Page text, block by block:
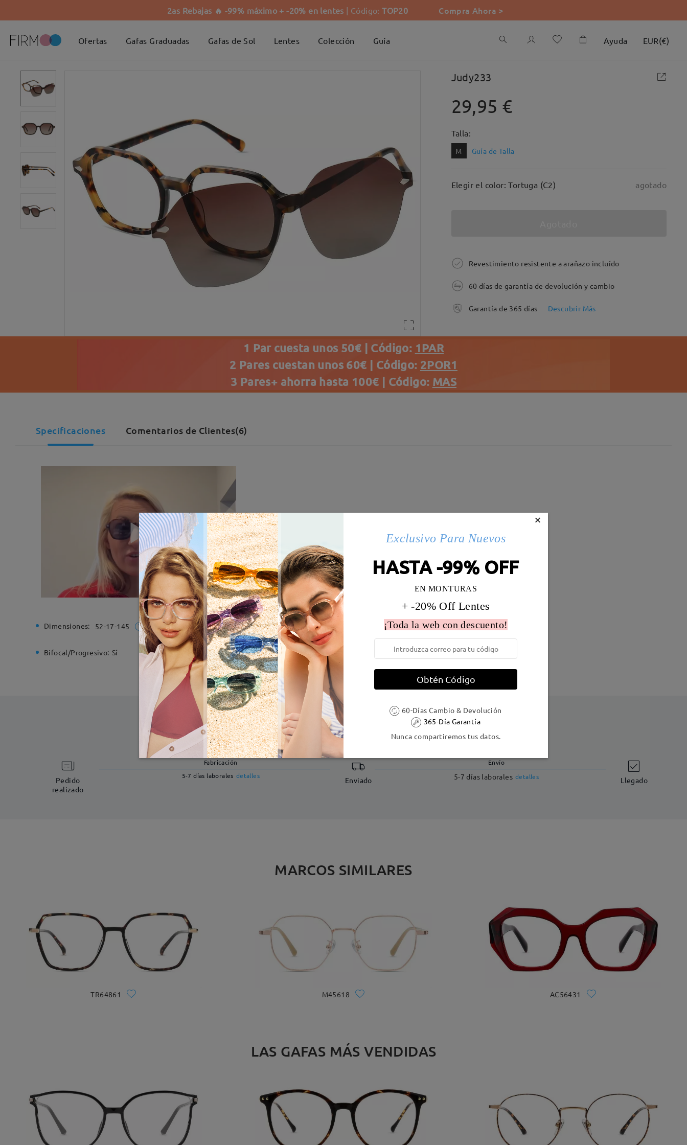
2as Rebajas 🔥 -99% máximo + -20% en lentes | Código:TOP20 Compra Ahora >
Ofertas Gafas Graduadas Gafas de Sol Lentes Colección Guía Ayuda EUR(€)
Judy233
29,95 €
Talla:
M Guía de Talla
Elegir el color: Tortuga (C2) agotado
Revestimiento resistente a arañazo incluído
60 días de garantía de devolución y cambio
Garantía de 365 días Descubrir Más
1 Par cuesta unos 50€ | Código: 1PAR
2 Pares cuestan unos 60€ | Código: 2POR1
3 Pares+ ahorra hasta 100€ | Código: MAS
Specificaciones Comentarios de Clientes(6)
Dimensiones: 52-17-145 Ancho de la montura: 129 mm (Medio ) Diametro de lentes: 52 mm Peso:
Bifocal/Progresivo: Sí Bisagra de resorte: No Material de la montura: Acetato
DELIVERY
Pedido
realizado
Fabricación
5-7 días laborales detalles Enviado
Envío
5-7 días laborales detalles Llegado
MARCOS SIMILARES
TR64861 M45618 AC56431
LAS GAFAS MÁS VENDIDAS
×
Exclusivo Para Nuevos
HASTA -99% OFF
EN MONTURAS
+ -20% Off Lentes
¡Toda la web con descuento!
Obtén Código
60-Días Cambio & Devolución
365-Día Garantía
Nunca compartiremos tus datos.